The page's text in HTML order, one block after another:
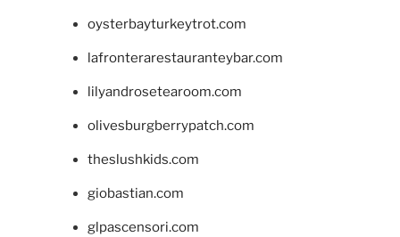
oysterbayturkeytrot.com
lafronterarestauranteybar.com
lilyandrosetearoom.com
olivesburgberrypatch.com
theslushkids.com
giobastian.com
glpascensori.com